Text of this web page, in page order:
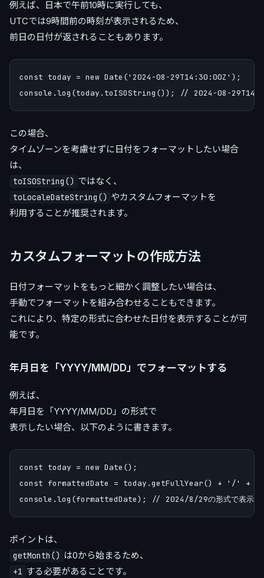
例えば、日本で午前10時に実行しても、
UTCでは9時間前の時刻が表示されるため、
前日の日付が返されることもあります。
const today = new Date('2024-08-29T14:30:00Z');
この場合、
タイムゾーンを考慮せずに日付をフォーマットしたい場合
は、
toISOString() ではなく、
toLocaleDateString() やカスタムフォーマットを
利用することが推奨されます。
カスタムフォーマットの作成方法
日付フォーマットをもっと細かく調整したい場合は、
手動でフォーマットを組み合わせることもできます。
これにより、特定の形式に合わせた日付を表示することが可
能です。
年月日を「YYYY/MM/DD」でフォーマットする
例えば、
年月日を「YYYY/MM/DD」の形式で
表示したい場合、以下のように書きます。
const today = new Date();
const formattedDate = today.getFullYear() + '/' +
ポイントは、
getMonth() は0から始まるため、
+1 する必要があることです。